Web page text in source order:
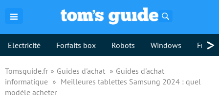
Electricité Forfaits box Robots Windows >
Tomsguide.fr Guides d'achat
Guides d'achat
informatique
Meilleures tablettes Samsung 2024 : quel
modèle acheter